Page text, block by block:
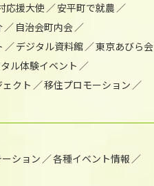
応援大使
安平町で就農
自治会町内会
デジタル資料館
東京あびら会
ル体験イベント
クト
移住プロモーション
ション
各種イベント情報